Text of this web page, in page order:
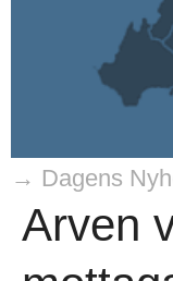
→ Dagens
Arven